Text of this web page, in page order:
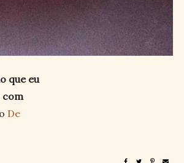
que eu
com
De